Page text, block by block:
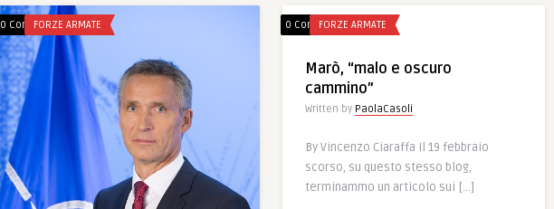
0 CommentsFORZE ARMATE 0 CommentsFORZE ARMATE
Marò, “malo e oscuro
cammino”
Written by PaolaCasoli
By Vincenzo Ciaraffa Il 19 febbraio
scorso, su questo stesso blog,
terminammo un articolo sui […]